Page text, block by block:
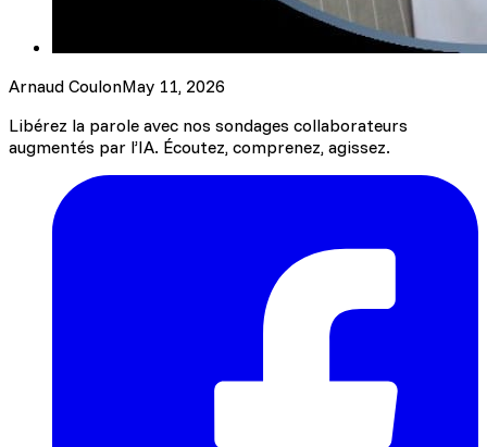
Arnaud CoulonMay 11, 2026
Libérez la parole avec nos sondages collaborateurs
augmentés par l’IA. Écoutez, comprenez, agissez.